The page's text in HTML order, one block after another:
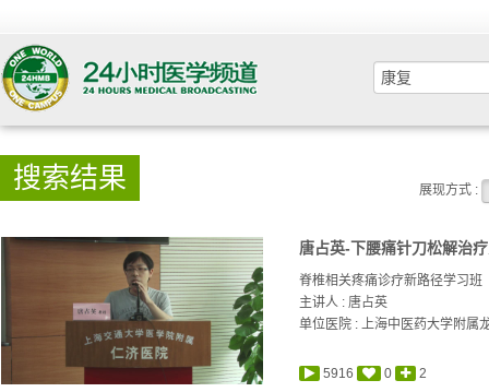
搜索结果 展现方式 :
唐占英-下腰痛针刀松解治
脊椎相关疼痛诊疗新路径学习班
主讲人 :唐占英
单位医院 : 上海中医药大学附属
5916 0 2